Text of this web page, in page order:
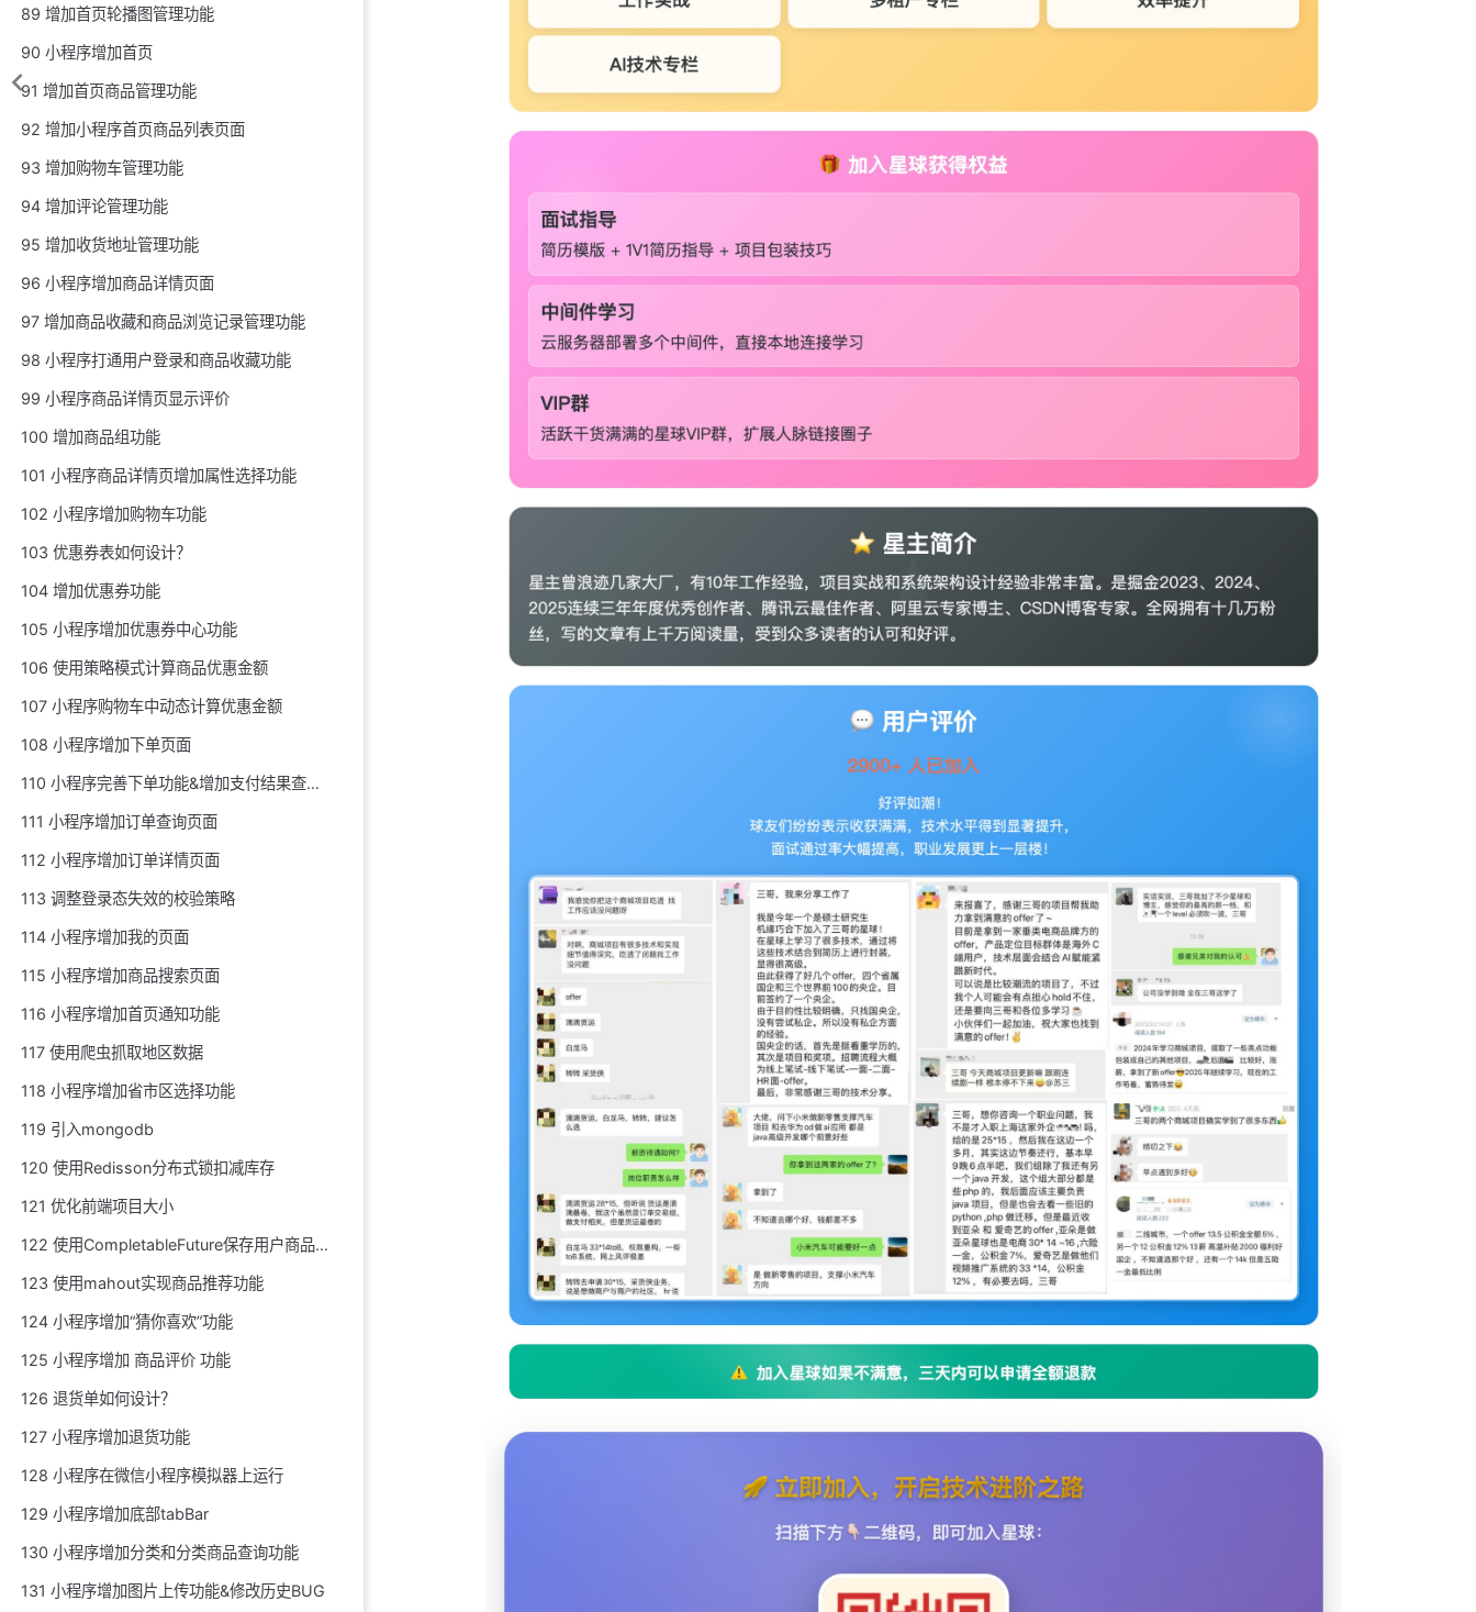
89 增加首页轮播图管理功能
90 小程序增加首页
91 增加首页商品管理功能
92 增加小程序首页商品列表页面
93 增加购物车管理功能
94 增加评论管理功能
95 增加收货地址管理功能
96 小程序增加商品详情页面
97 增加商品收藏和商品浏览记录管理功能
98 小程序打通用户登录和商品收藏功能
99 小程序商品详情页显示评价
100 增加商品组功能
101 小程序商品详情页增加属性选择功能
102 小程序增加购物车功能
103 优惠券表如何设计？
104 增加优惠券功能
105 小程序增加优惠券中心功能
106 使用策略模式计算商品优惠金额
107 小程序购物车中动态计算优惠金额
108 小程序增加下单页面
110 小程序完善下单功能&增加支付结果查询页面
111 小程序增加订单查询页面
112 小程序增加订单详情页面
113 调整登录态失效的校验策略
114 小程序增加我的页面
115 小程序增加商品搜索页面
116 小程序增加首页通知功能
117 使用爬虫抓取地区数据
118 小程序增加省市区选择功能
119 引入mongodb
120 使用Redisson分布式锁扣减库存
121 优化前端项目大小
122 使用CompletableFuture保存用户商品浏览记录
123 使用mahout实现商品推荐功能
124 小程序增加“猜你喜欢”功能
125 小程序增加 商品评价 功能
126 退货单如何设计？
127 小程序增加退货功能
128 小程序在微信小程序模拟器上运行
129 小程序增加底部tabBar
130 小程序增加分类和分类商品查询功能
131 小程序增加图片上传功能&修改历史BUG